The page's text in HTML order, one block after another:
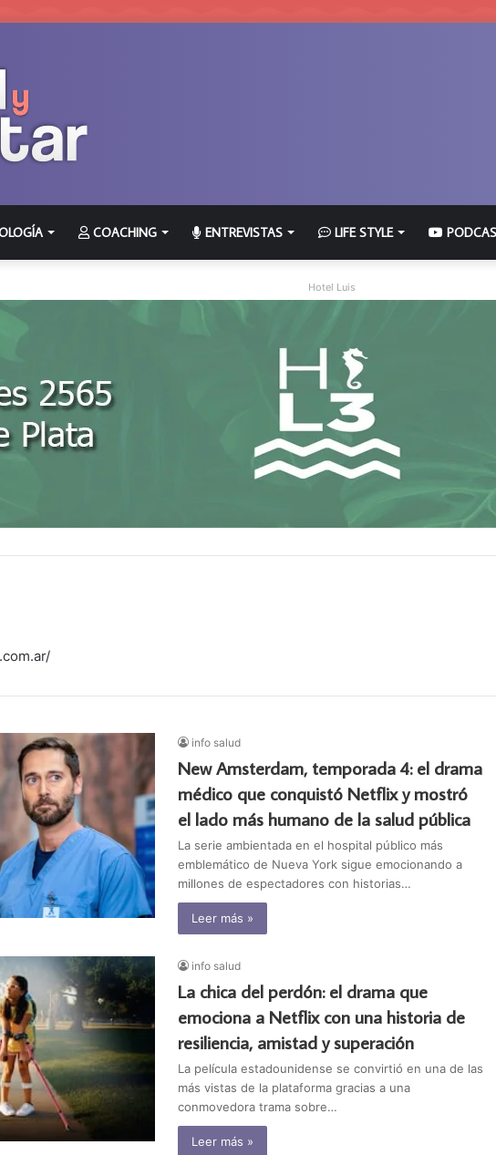
COACHING ENTREVISTAS LIFE STYLE
Hotel Luis
info salud
New Amsterdam, temporada 4: el drama
médico que conquistó Netflix y mostró
el lado más humano de la salud pública
La serie ambientada en el hospital público más
emblemático de Nueva York sigue emocionando a
millones de espectadores con historias…
Leer más »
info salud
La chica del perdón: el drama que
emociona a Netflix con una historia de
resiliencia, amistad y superación
La película estadounidense se convirtió en una de las
más vistas de la plataforma gracias a una
conmovedora trama sobre…
Leer más »